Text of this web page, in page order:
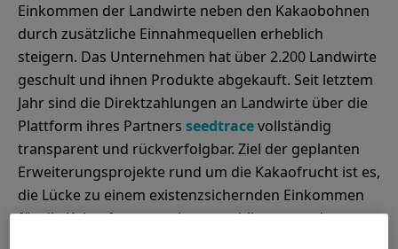
Einkommen der Landwirte neben den Kakaobohnen
durch zusätzliche Einnahmequellen erheblich
steigern. Das Unternehmen hat über 2.200 Landwirte
geschult und ihnen Produkte abgekauft. Seit letztem
Jahr sind die Direktzahlungen an Landwirte über die
Plattform ihres Partners seedtracevollständig
transparent und rückverfolgbar. Ziel der geplanten
Erweiterungsprojekte rund um die Kakaofrucht ist es,
die Lücke zu einem existenzsichernden Einkommen
für die Kakaofarmer weiter zu schliessen und